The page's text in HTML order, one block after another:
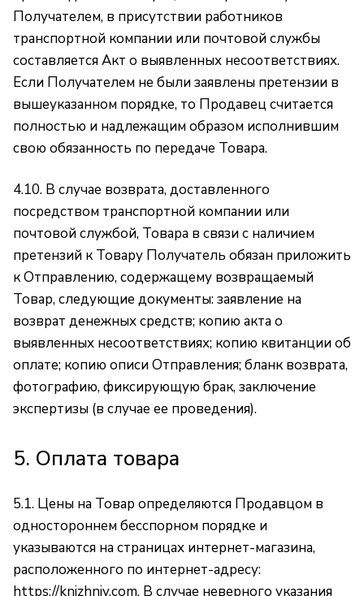
Получателем, в присутствии работников
транспортной компании или почтовой службы
составляется Акт о выявленных несоответствиях.
Если Получателем не были заявлены претензии в
вышеуказанном порядке, то Продавец считается
полностью и надлежащим образом исполнившим
свою обязанность по передаче Товара.
4.10. В случае возврата, доставленного
посредством транспортной компании или
почтовой службой, Товара в связи с наличием
претензий к Товару Получатель обязан приложить
к Отправлению, содержащему возвращаемый
Товар, следующие документы: заявление на
возврат денежных средств; копию акта о
выявленных несоответствиях; копию квитанции об
оплате; копию описи Отправления; бланк возврата,
фотографию, фиксирующую брак, заключение
экспертизы (в случае ее проведения).
5. Оплата товара
5.1. Цены на Товар определяются Продавцом в
одностороннем бесспорном порядке и
указываются на страницах интернет-магазина,
расположенного по интернет-адресу:
https://knizhniy.com. В случае неверного указания